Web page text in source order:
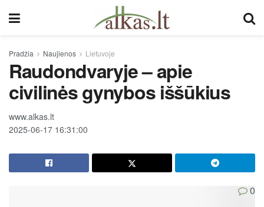
Pradžia Naujienos Lietuvoje
Raudondvaryje – apie
civilinės gynybos iššūkius
www.alkas.lt
2025-06-17 16:31:00
0